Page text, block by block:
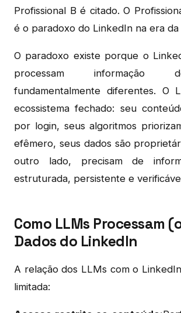
Profissional B é citado. O
é o paradoxo do LinkedIn na era da
O paradoxo existe porque o
processam informação
fundamentalmente diferentes. O
ecossistema fechado: seu
por login, seus algoritmos
efêmero, seus dados são
outro lado, precisam de
estruturada, persistente e
Como LLMs Processam
Dados do LinkedIn
A relação dos LLMs com o
limitada: